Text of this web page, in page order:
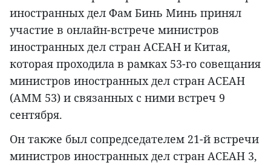
иностранных дел Фам Бинь Минь принял
участие в онлайн-встрече министров
иностранных дел стран АСЕАН и Китая,
которая проходила в рамках 53-го совещания
министров иностранных дел стран АСЕАН
(AMM 53) и связанных с ними встреч 9
сентября.
Он также был сопредседателем 21-й встречи
министров иностранных дел стран АСЕАН 3,